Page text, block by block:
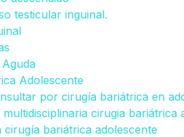
testicular inguinal.
Adolescente
por cirugía bariátrica en
multidisciplinaria cirugia bariátrica
cirugía bariátrica adolescente